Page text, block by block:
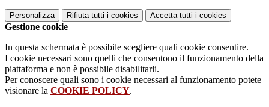
Personalizza Rifiuta tutti i cookies Accetta tutti i cookies
Gestione cookie
In questa schermata è possibile scegliere quali cookie consentire.
I cookie necessari sono quelli che consentono il funzionamento della
piattaforma e non è possibile disabilitarli.
Per conoscere quali sono i cookie necessari al funzionamento potete
visionare la COOKIE POLICY.